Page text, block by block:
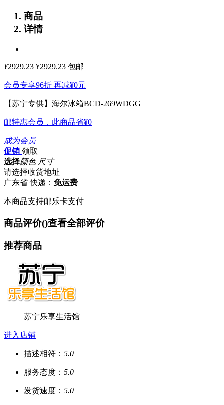
商品
详情
¥2929.23 ¥2929.23 包邮
会员专享96折 再减¥0元
【苏宁专供】海尔冰箱BCD-269WDGG
邮特惠会员，此商品省¥0
成为会员
促销 领取
选择颜色 尺寸
请选择收货地址
广东省|快递： 免运费
本商品支持邮乐卡支付
商品评价()查看全部评价
推荐商品
苏宁乐享生活馆
进入店铺
描述相符： 5.0
服务态度： 5.0
发货速度： 5.0